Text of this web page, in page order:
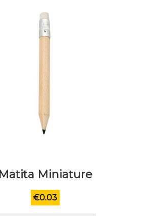
Matita Miniature
€0.03